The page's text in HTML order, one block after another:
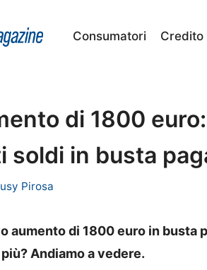
Consumatori Credito
di 1800
soldi in busta
Pirosa
aumento di 1800 euro in busta
Andiamo a vedere.